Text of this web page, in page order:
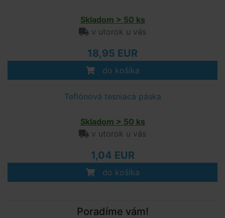
Skladom > 50 ks
v utorok u vás
18,95 EUR
do košíka
Teflónová tesniaca páska
Skladom > 50 ks
v utorok u vás
1,04 EUR
do košíka
Poradíme vám!